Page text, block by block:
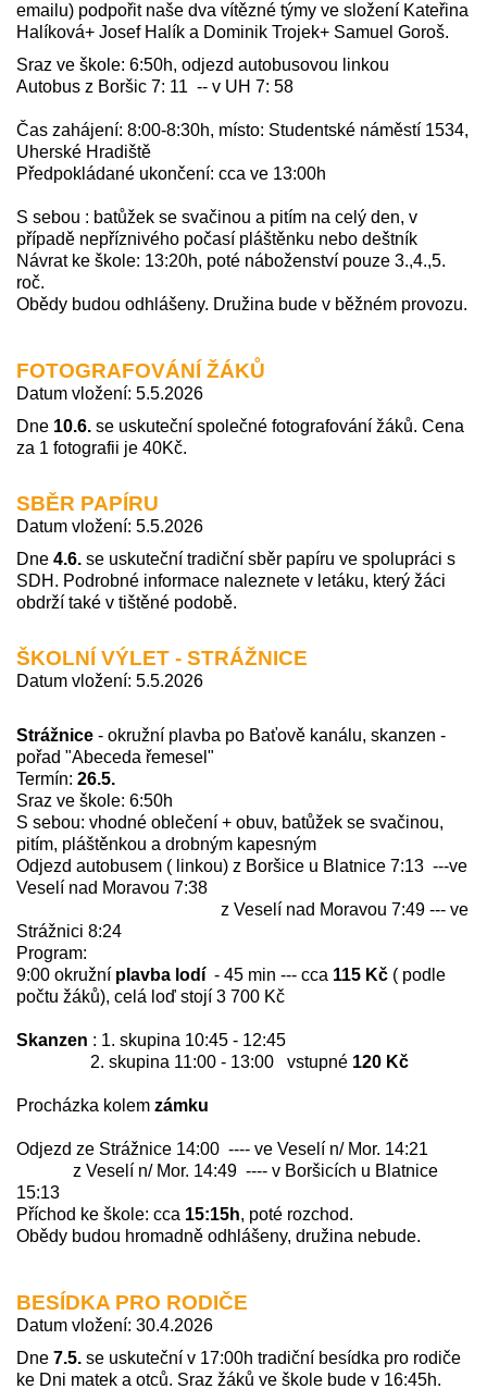
emailu) podpořit naše dva vítězné týmy ve složení Kateřina
Halíková+ Josef Halík a Dominik Trojek+ Samuel Goroš.
Sraz ve škole: 6:50h, odjezd autobusovou linkou
Autobus z Boršic 7: 11 -- v UH 7: 58
Čas zahájení: 8:00-8:30h, místo: Studentské náměstí 1534,
Uherské Hradiště
Předpokládané ukončení: cca ve 13:00h
S sebou : batůžek se svačinou a pitím na celý den, v
případě nepříznivého počasí pláštěnku nebo deštník
Návrat ke škole: 13:20h, poté náboženství pouze 3.,4.,5.
roč.
Obědy budou odhlášeny. Družina bude v běžném provozu.
FOTOGRAFOVÁNÍ ŽÁKŮ
Datum vložení: 5.5.2026
Dne 10.6. se uskuteční společné fotografování žáků. Cena
za 1 fotografii je 40Kč.
SBĚR PAPÍRU
Datum vložení: 5.5.2026
Dne 4.6. se uskuteční tradiční sběr papíru ve spolupráci s
SDH. Podrobné informace naleznete v letáku, který žáci
obdrží také v tištěné podobě.
ŠKOLNÍ VÝLET - STRÁŽNICE
Datum vložení: 5.5.2026
Strážnice - okružní plavba po Baťově kanálu, skanzen -
pořad "Abeceda řemesel"
Termín: 26.5.
Sraz ve škole: 6:50h
S sebou: vhodné oblečení + obuv, batůžek se svačinou,
pitím, pláštěnkou a drobným kapesným
Odjezd autobusem ( linkou) z Boršice u Blatnice 7:13 ---ve
Veselí nad Moravou 7:38
z Veselí nad Moravou 7:49 --- ve
Strážnici 8:24
Program:
9:00 okružní plavba lodí - 45 min --- cca 115 Kč ( podle
počtu žáků), celá loď stojí 3 700 Kč
Skanzen : 1. skupina 10:45 - 12:45
2. skupina 11:00 - 13:00 vstupné 120 Kč
Procházka kolem zámku
Odjezd ze Strážnice 14:00 ---- ve Veselí n/ Mor. 14:21
z Veselí n/ Mor. 14:49 ---- v Boršicích u Blatnice
15:13
Příchod ke škole: cca 15:15h, poté rozchod.
Obědy budou hromadně odhlášeny, družina nebude.
BESÍDKA PRO RODIČE
Datum vložení: 30.4.2026
Dne 7.5. se uskuteční v 17:00h tradiční besídka pro rodiče
ke Dni matek a otců. Sraz žáků ve škole bude v 16:45h.